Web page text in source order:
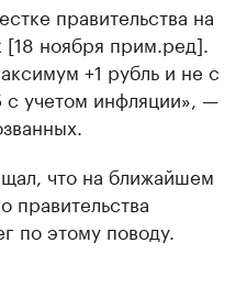
правительства на
ноября прим.ред].
+1 рубль и не с
с учетом инфляции», —
что на ближайшем
правительства
по этому поводу.